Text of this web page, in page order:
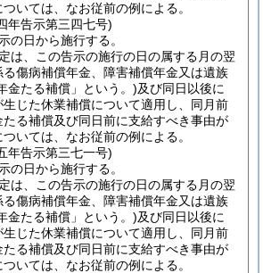
いては、なお従前の例による。
年告示第三四七号)
の日から施行する。
は、この告示の施行の日の属する月の翌
る傷病補償年金、障害補償年金又は遺族
金たる補償」という。)及び同日以後に
じた休業補償について適用し、同月前
る補償及び同日前に支給すべき事由が
いては、なお従前の例による。
年告示第三七一号)
の日から施行する。
は、この告示の施行の日の属する月の翌
る傷病補償年金、障害補償年金又は遺族
金たる補償」という。)及び同日以後に
じた休業補償について適用し、同月前
る補償及び同日前に支給すべき事由が
いては、なお従前の例による。